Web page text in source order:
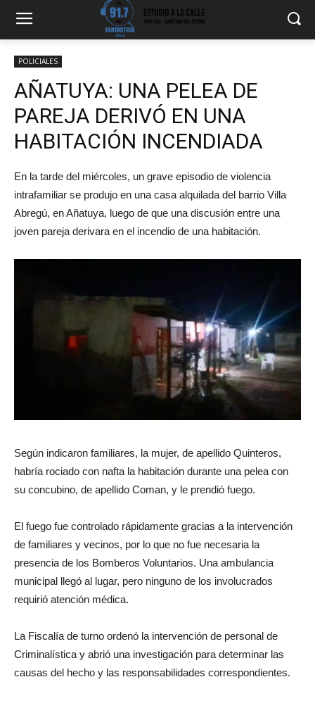
POLICIALES
AÑATUYA: UNA PELEA DE
PAREJA DERIVÓ EN UNA
HABITACIÓN INCENDIADA
En la tarde del miércoles, un grave episodio de violencia
intrafamiliar se produjo en una casa alquilada del barrio Villa
Abregú, en Añatuya, luego de que una discusión entre una
joven pareja derivara en el incendio de una habitación.
Según indicaron familiares, la mujer, de apellido Quinteros,
habría rociado con nafta la habitación durante una pelea con
su concubino, de apellido Coman, y le prendió fuego.
El fuego fue controlado rápidamente gracias a la intervención
de familiares y vecinos, por lo que no fue necesaria la
presencia de los Bomberos Voluntarios. Una ambulancia
municipal llegó al lugar, pero ninguno de los involucrados
requirió atención médica.
La Fiscalía de turno ordenó la intervención de personal de
Criminalística y abrió una investigación para determinar las
causas del hecho y las responsabilidades correspondientes.